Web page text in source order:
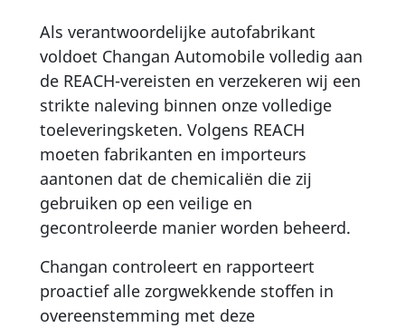
Als verantwoordelijke autofabrikant
voldoet Changan Automobile volledig aan
de REACH-vereisten en verzekeren wij een
strikte naleving binnen onze volledige
toeleveringsketen. Volgens REACH
moeten fabrikanten en importeurs
aantonen dat de chemicaliën die zij
gebruiken op een veilige en
gecontroleerde manier worden beheerd.
Changan controleert en rapporteert
proactief alle zorgwekkende stoffen in
overeenstemming met deze